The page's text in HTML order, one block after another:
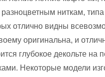
ниткам,
отлично видны
оригинальна, и
глубокое декольте на
Некоторые модели